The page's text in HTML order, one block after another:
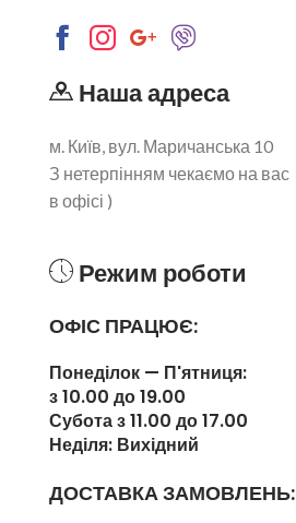
Наша адреса
м. Київ, вул. Маричанська 10
З нетерпінням чекаємо на вас
в офісі )
Режим роботи
ОФІС ПРАЦЮЄ:
Понеділок — П'ятниця:
з 10.00 до 19.00
Субота з 11.00 до 17.00
Неділя: Вихідний
ДОСТАВКА ЗАМОВЛЕНЬ: